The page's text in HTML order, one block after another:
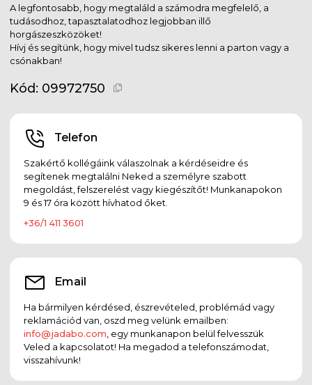
A legfontosabb, hogy megtaláld a számodra megfelelő, a
tudásodhoz, tapasztalatodhoz legjobban illő
horgászeszközöket!
Hívj és segítünk, hogy mivel tudsz sikeres lenni a parton vagy a
csónakban!
Kód: 09972750
Telefon
Szakértő kollégáink válaszolnak a kérdéseidre és
segítenek megtalálni Neked a személyre szabott
megoldást, felszerelést vagy kiegészítőt! Munkanapokon
9 és 17 óra között hívhatod őket.
+36/1 411 3601
Email
Ha bármilyen kérdésed, észrevételed, problémád vagy
reklamációd van, oszd meg velünk emailben:
info@jadabo.com , egy munkanapon belül felvesszük
Veled a kapcsolatot! Ha megadod a telefonszámodat,
visszahívunk!